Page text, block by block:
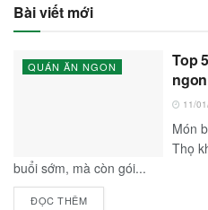
Bài viết mới
QUÁN ĂN NGON
Top
11/
Món
Thọ
buổi sớm, mà còn gói...
ĐỌC THÊM